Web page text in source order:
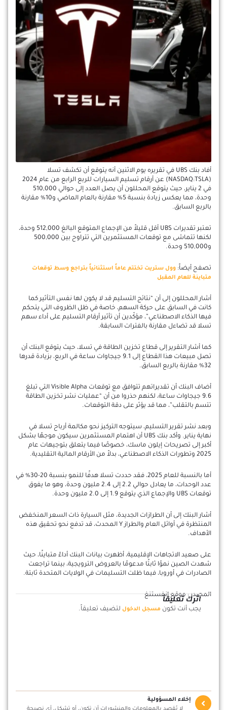
أفاد بنك UBS في تقريره يوم الاثنين أنه يتوقع أن تكشف تسلا
(NASDAQ:TSLA) عن أرقام تسليم السيارات للربع الرابع من عام 2024
في 2 يناير، حيث يتوقع المحللون أن يصل العدد إلى حوالي 510,000
وحدة، مما يعكس زيادة بنسبة 5% مقارنة بالعام الماضي و10% مقارنة
بالربع السابق.
تعتبر تقديرات UBS أقل قليلاً من الإجماع المتوقع البالغ 512,000 وحدة،
لكنها تتماشى مع توقعات المستثمرين التي تتراوح بين 500,000
و510,000 وحدة.
تصفح أيضاً: وول ستريت تختتم عاماً استثنائياً بتراجع وسط توقعات
متباينة للعام المقبل
أشار المحللون إلى أن “نتائج التسليم قد لا يكون لها نفس التأثير كما
كانت في السابق على حركة السهم، خاصة في ظل الظروف التي يتحكم
فيها الذكاء الاصطناعي”، مؤكّدين أن تأثير أرقام التسليم على أداء سهم
تسلا قد تضاءل مقارنة بالفترات السابقة.
كما أشار التقرير إلى قطاع تخزين الطاقة في تسلا، حيث يتوقع البنك أن
تصل مبيعات هذا القطاع إلى 9.1 جيجاوات ساعة في الربع، بزيادة قدرها
32% مقارنة بالربع السابق.
أضاف البنك أن تقديراتهم تتوافق مع توقعات Visible Alpha التي تبلغ
9.6 جيجاوات ساعة، لكنهم حذروا من أن “عمليات نشر تخزين الطاقة
تتسم بالتقلب”، مما قد يؤثر على دقة التوقعات.
وبعد نشر تقرير التسليم، سيتوجه التركيز نحو مكالمة أرباح تسلا في
نهاية يناير. وأكد بنك UBS أن اهتمام المستثمرين سيكون موجهًا بشكل
أكبر إلى تصريحات إيلون ماسك، خصوصًا فيما يتعلق بتوجيهات عام
2025 وتطورات الذكاء الاصطناعي، بدلاً من الأرقام المالية التقليدية.
أما بالنسبة للعام 2025، فقد حددت تسلا هدفًا للنمو بنسبة 20-30% في
عدد الوحدات، ما يعادل حوالي 2.2 إلى 2.4 مليون وحدة، وهو ما يفوق
توقعات UBS والإجماع الذي يتوقع 1.9 إلى 2.0 مليون وحدة.
أشار البنك إلى أن الطرازات الجديدة، مثل السيارة ذات السعر المنخفض
المنتظرة في أوائل العام والطراز Y المحدث، قد تدفع نحو تحقيق هذه
الأهداف.
على صعيد الاتجاهات الإقليمية، أظهرت بيانات البنك أداءً متباينًا، حيث
شهدت الصين نموًا ثابتًا مدعومًا بالعروض الترويجية، بينما تراجعت
الصادرات في أوروبا، فيما ظلت التسليمات في الولايات المتحدة ثابتة.
المصدر : موقع انفستنغ
اترك تعليقاً
يجب أنت تكون مسجل الدخول لتضيف تعليقاً.
إخلاء المسؤولية